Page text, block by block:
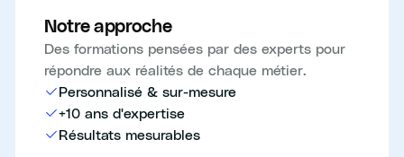
Notre approche
Des formations pensées par des experts pour
répondre aux réalités de chaque métier.
Personnalisé & sur-mesure
+10 ans d'expertise
Résultats mesurables